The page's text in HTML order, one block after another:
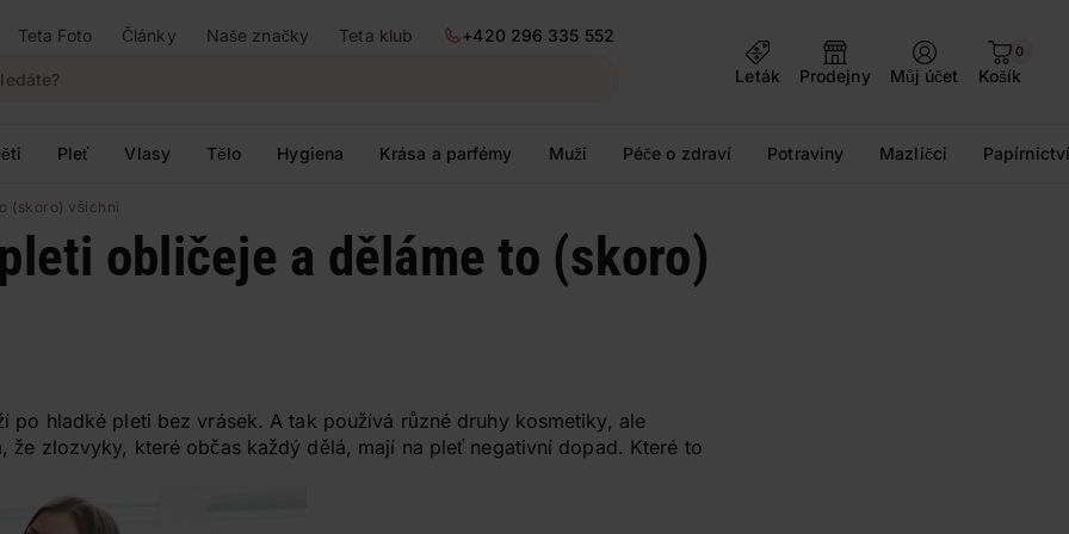
Teta Foto Články Naše značky Teta klub
+420 296 335 552
Leták
Prodejny Můj účet
0
Košík
Pleť Vlasy Tělo Hygiena Krása a parfémy Muži Péče o zdraví Potraviny Mazlíčci
(skoro) všichni
obličeje a děláme to (skoro)
po hladké pleti bez vrásek. A tak používá různé druhy kosmetiky, ale
že zlozvyky, které občas každý dělá, mají na pleť negativní dopad. Které to